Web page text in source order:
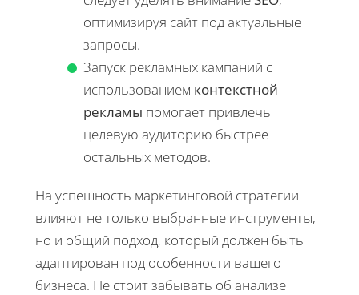
оптимизируя сайт под актуальные
запросы.
Запуск рекламных кампаний с
использованием контекстной
рекламы помогает привлечь
целевую аудиторию быстрее
остальных методов.
На успешность маркетинговой стратегии
влияют не только выбранные инструменты,
но и общий подход, который должен быть
адаптирован под особенности вашего
бизнеса. Не стоит забывать об анализе